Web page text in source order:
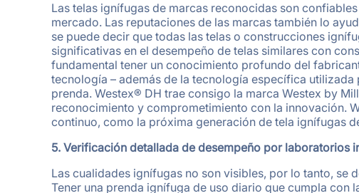
Las telas ignífugas de marcas reconocidas son
mercado. Las reputaciones de las marcas también lo
se puede decir que todas las telas o construcciones
significativas en el desempeño de telas similares con
fundamental tener un conocimiento profundo del
tecnología – además de la tecnología específica
prenda. Westex® DH trae consigo la marca Westex by
reconocimiento y comprometimiento con la innovación.
continuo, como la próxima generación de tela ignífugas
5. Verificación detallada de desempeño por laboratorios
Las cualidades ignífugas no son visibles, por lo tanto, se
Tener una prenda ignífuga de uso diario que cumpla con